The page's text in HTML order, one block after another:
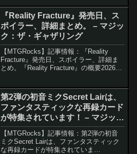
にも低価格で見過ごされがちなカード
だ。単なるマナ加...
『Reality Fracture』発売日、ス
ポイラー、詳細まとめ。 – マジッ
ク：ザ・ギャザリング
【MTGRocks】記事情報：『Reality
Fracture』発売日、スポイラー、詳細ま
とめ。『Reality Fracture』の概要2026年
初旬に発売予定の...
第2弾の初音ミクSecret Lairは、
ファンタスティックな再録カード
が特集されています！ – マジッ
ク：ザ・ギャザリング
【MTGRocks】記事情報：第2弾の初音
ミクSecret Lairは、ファンタスティック
な再録カードが特集されていま